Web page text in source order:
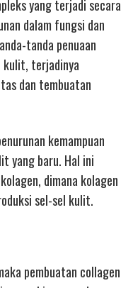
yang terjadi secara
dalam fungsi dan
tanda penuaan
kulit, terjadinya
dan tembuatan
kemampuan
yang baru. Hal ini
dimana kolagen
sel-sel kulit.
pembuatan collagen